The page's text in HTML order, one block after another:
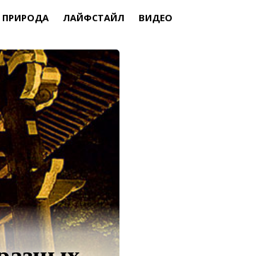
ПРИРОДА ЛАЙФСТАЙЛ ВИДЕО